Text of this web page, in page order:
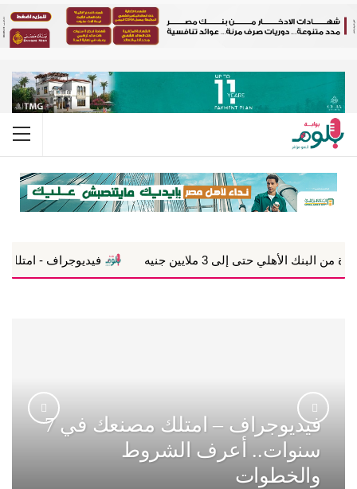
فيديوجراف - امتلك مصنعك في 7 سنوات.. أعرف الشروط والخطوات
الدولار يتراجع إلى 49.72 جنيه
بختام تعاملات الخميس